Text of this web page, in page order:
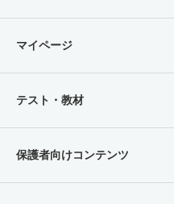
マイページ
テスト・教材
保護者向けコンテンツ